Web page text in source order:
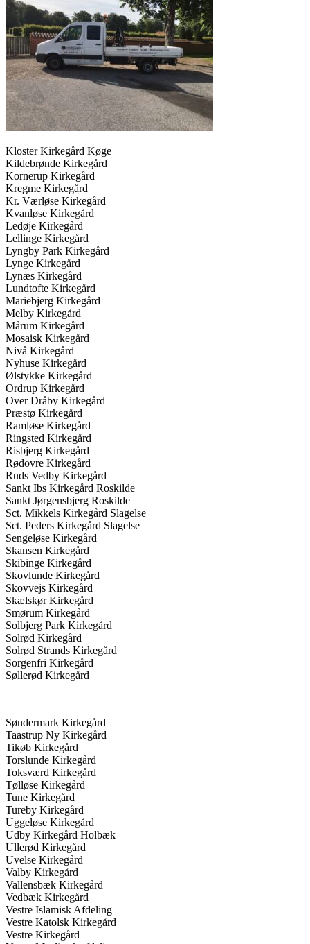
Kloster Kirkegård Køge
Kildebrønde Kirkegård
Kornerup Kirkegård
Kregme Kirkegård
Kr. Værløse Kirkegård
Kvanløse Kirkegård
Ledøje Kirkegård
Lellinge Kirkegård
Lyngby Park Kirkegård
Lynge Kirkegård
Lynæs Kirkegård
Lundtofte Kirkegård
Mariebjerg Kirkegård
Melby Kirkegård
Mårum Kirkegård
Mosaisk Kirkegård
Nivå Kirkegård
Nyhuse Kirkegård
Ølstykke Kirkegård
Ordrup Kirkegård
Over Dråby Kirkegård
Præstø Kirkegård
Ramløse Kirkegård
Ringsted Kirkegård
Risbjerg Kirkegård
Rødovre Kirkegård
Ruds Vedby Kirkegård
Sankt Ibs Kirkegård Roskilde
Sankt Jørgensbjerg Roskilde
Sct. Mikkels Kirkegård Slagelse
Sct. Peders Kirkegård Slagelse
Sengeløse Kirkegård
Skansen Kirkegård
Skibinge Kirkegård
Skovlunde Kirkegård
Skovvejs Kirkegård
Skælskør Kirkegård
Smørum Kirkegård
Solbjerg Park Kirkegård
Solrød Kirkegård
Solrød Strands Kirkegård
Sorgenfri Kirkegård
Søllerød Kirkegård
Søndermark Kirkegård
Taastrup Ny Kirkegård
Tikøb Kirkegård
Torslunde Kirkegård
Toksværd Kirkegård
Tølløse Kirkegård
Tune Kirkegård
Tureby Kirkegård
Uggeløse Kirkegård
Udby Kirkegård Holbæk
Ullerød Kirkegård
Uvelse Kirkegård
Valby Kirkegård
Vallensbæk Kirkegård
Vedbæk Kirkegård
Vestre Islamisk Afdeling
Vestre Katolsk Kirkegård
Vestre Kirkegård